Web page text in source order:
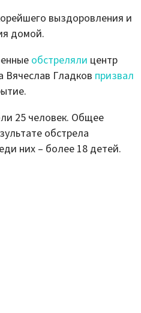
выздоровления и
домой.
обстреляли центр
Вячеслав Гладков призвал
25 человек. Общее
обстрела
них – более 18 детей.